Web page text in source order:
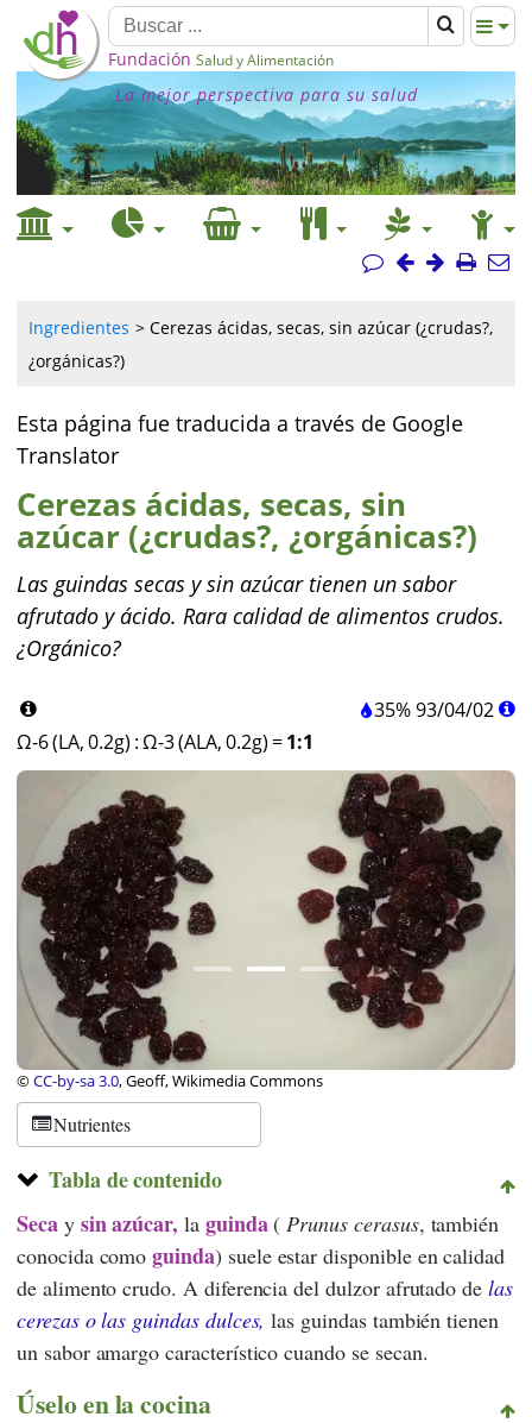
Fundación Salud y Alimentación
La mejor perspectiva para su salud
Ingredientes
Cerezas ácidas, secas, sin azúcar (¿crudas?,
¿orgánicas?)
Esta página fue traducida a través de Google
Translator
Cerezas ácidas, secas, sin
azúcar (¿crudas?, ¿orgánicas?)
Las guindas secas y sin azúcar tienen un sabor
afrutado y ácido. Rara calidad de alimentos crudos.
¿Orgánico?
35%93/04/02
Ω-6 (LA, 0.2g) :Ω-3 (ALA, 0.2g) =1:1
©CC-by-sa 3.0, Geoff, Wikimedia Commons
Nutrientes
Tabla de contenido
Secay sin azúcar, la guinda( Prunus cerasus, también
conocida comoguinda) suele estar disponible en calidad
de alimento crudo. A diferencia del dulzor afrutado delas
cerezas o las guindas dulces, las guindas también tienen
un sabor amargo característico cuando se secan.
Úselo en la cocina